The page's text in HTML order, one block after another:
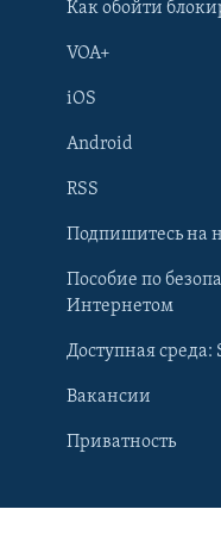
Learning English
Как обойти
VOA+
iOS
Android
RSS
Подпишитесь на
Пособие по
Интернетом
Доступная среда:
Вакансии
Приватность